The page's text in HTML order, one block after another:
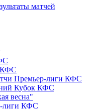
матчей
КФС
Премьер-лиги КФС
Кубок КФС
весна"
лиги КФС